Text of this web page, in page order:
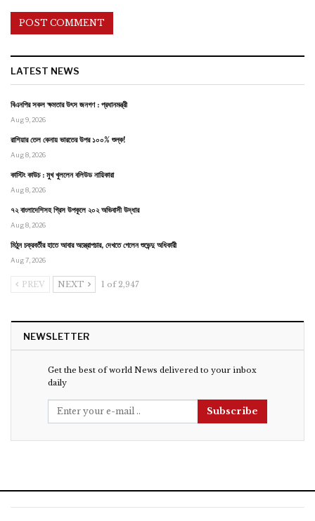
LATEST NEWS
বিএনপির সকল ক্ষমতার উৎস জনগণ : প্রধানমন্ত্রী
Aug 9, 2026
রাশিয়ার তেল কেনায় ভারতের উপর ১০০% শুল্ক!
Aug 8, 2026
কাস্টিং কাউচ : মুখ খুললেন বলিউড নায়িকারা
Aug 8, 2026
৭২ বাংলাদেশিসহ গ্রিস উপকূলে ২০২ অভিবাসী উদ্ধার
Aug 8, 2026
মিঠুন চক্রবর্তীর হাতে আবার অস্ত্রোপচার, দেখতে গেলেন শুভেন্দু অধিকারী
Aug 7, 2026
PREV NEXT 1 of 2,947
NEWSLETTER
Get the best of world News delivered to your inbox
daily
Subscribe